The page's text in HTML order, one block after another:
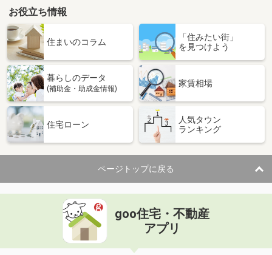
京都府京都市下京区東中筋通松原下る天使突抜１丁目
価 格
7.10万円
京都府京都市下京区東中筋通松原下る
天使突抜１丁目
専有面積
間取り
1K
京都府京都市右京区西院西貝川町
価 格
9.22万円
住 所
京都府京都市右京区西院西貝川町
専有面積 32.72m²
京都府京都市西京区松尾木ノ曽町
価 格
住 所
京都府京都市西京区松尾木ノ曽町
お役立ち情報
住まいのコラム
「住みたい街」
を見つけよう
暮らしのデータ
(補助金・助成金情報)
家賃相場
住宅ローン
人気タウン
ランキング
ページトップに戻る
goo住宅・不動産
アプリ